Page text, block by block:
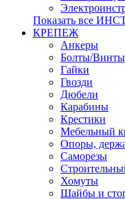
Показать все
КРЕПЕЖ
Анкеры
Болты/Винты
Гайки
Гвозди
Дюбели
Карабины
Крестики
Мебельный
Опоры,
Саморезы
Хомуты
Шайбы и